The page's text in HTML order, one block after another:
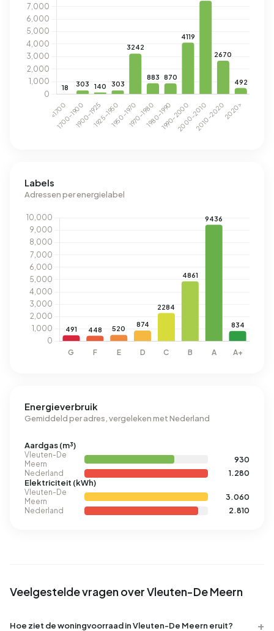
Labels
Adressen per energielabel
Energieverbruik
Gemiddeld per adres, vergeleken met Nederland
Aardgas (m³)
Vleuten-De
Meern
930
Nederland
1.280
Elektriciteit (kWh)
Vleuten-De
Meern
3.060
Nederland
2.810
Veelgestelde vragen over Vleuten-De Meern
Hoe ziet de woningvoorraad in Vleuten-De Meern eruit?